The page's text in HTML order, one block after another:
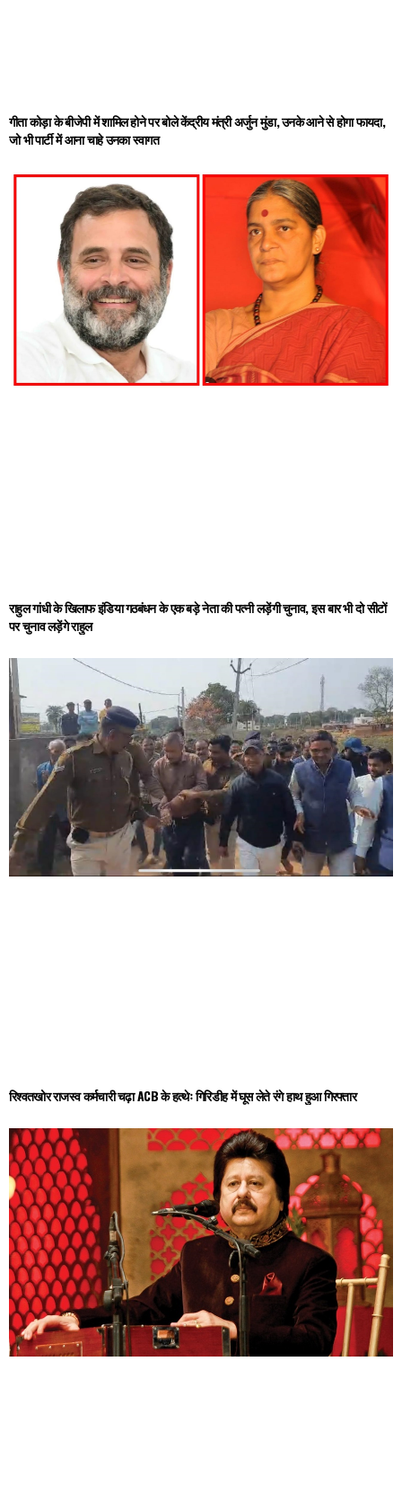
गीता कोड़ा के बीजेपी में शामिल होने पर बोले केंद्रीय मंत्री अर्जुन मुंडा, उनके आने से होगा फायदा,
जो भी पार्टी में आना चाहे उनका स्वागत
राहुल गांधी के खिलाफ इंडिया गठबंधन के एक बड़े नेता की पत्नी लड़ेंगी चुनाव, इस बार भी दो सीटों
पर चुनाव लड़ेंगे राहुल
रिश्वतखोर राजस्व कर्मचारी चढ़ा ACB के हत्थेः गिरिडीह में घूस लेते रंगे हाथ हुआ गिरफ्तार